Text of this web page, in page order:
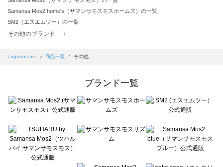
Samansa Mos2 home's（サマンサモスモスホームズ）の一覧
SM2（エスエムツー）の一覧
TSUHARU by Samansa Mos2（ツハルバイサマンサモスモス）の一覧
Samansa Mos2 blue（サマンサモスモス ブルー）の一覧
Te chichi（テチチ）の一覧
Te chichi CLASSIC（テチチ クラシック）の一覧
Lugnoncure（ルノンキュール）の一覧
BETTY'S BLUE（べティーズブルー）の一覧
Wpc.（ワールドパーティー）の一覧
その他のブランド ＋
Lugnoncure 商品一覧 その他
ブランド一覧